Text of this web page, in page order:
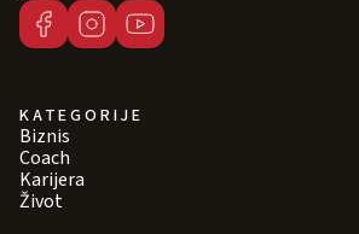
KATEGORIJE
Biznis
Coach
Karijera
Život